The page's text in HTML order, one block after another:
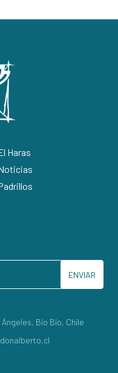
Haras
ENVIAR
Bío Bío, Chile